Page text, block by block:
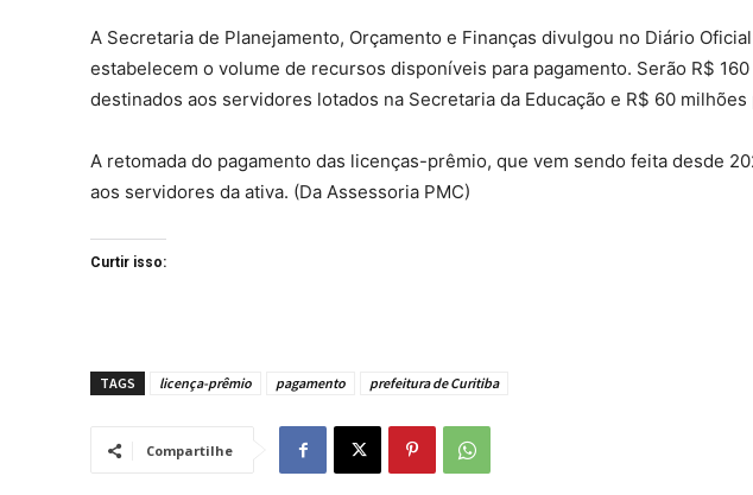
A Secretaria de Planejamento, Orçamento e Finanças divulgou no Diário
estabelecem o volume de recursos disponíveis para pagamento. Serão R$
destinados aos servidores lotados na Secretaria da Educação e R$ 60
A retomada do pagamento das licenças-prêmio, que vem sendo feita desde
aos servidores da ativa. (Da Assessoria PMC)
Curtir isso:
TAGS licença-prêmio pagamento prefeitura de Curitiba
Compartilhe